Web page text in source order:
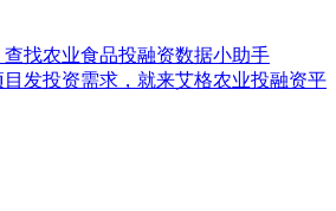
找农业食品投融资数据小助手
发投资需求，就来艾格农业投融资平